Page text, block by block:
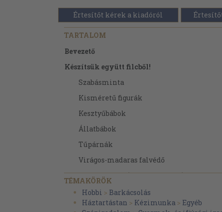
Értesítőt kérek a kiadóról
TARTALOM
Bevezető
Készítsük együtt filcből!
Szabásminta
Kisméretű figurák
Kesztyűbábok
Állatbábok
Tűpárnák
Virágos-madaras falvédő
Halas falvédő (ágy mellé falra)
Halacska-díszpárna
Tükrös fésűtartó
TÉMAKÖRÖK
Hobbi > Barkácsolás
Háztartástan > Kézimunka > Egyéb